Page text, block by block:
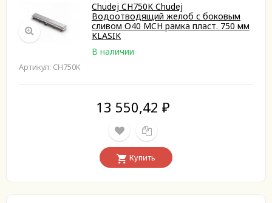
Chudej CH750K Chudej
Водоотводящий желоб с боковым
сливом O40 MCH рамка пласт. 750 мм
KLASIK
В наличии
Артикул: CH750K
13 550,42 ₽
Купить